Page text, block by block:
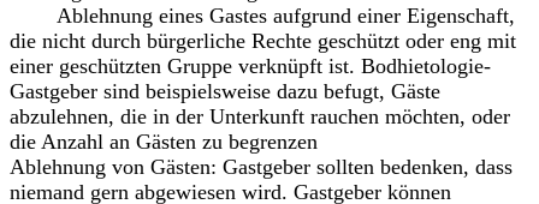
Ablehnung eines Gastes aufgrund einer Eigenschaft,
die nicht durch bürgerliche Rechte geschützt oder eng mit
einer geschützten Gruppe verknüpft ist. Bodhietologie-
Gastgeber sind beispielsweise dazu befugt, Gäste
abzulehnen, die in der Unterkunft rauchen möchten, oder
die Anzahl an Gästen zu begrenzen
Ablehnung von Gästen: Gastgeber sollten bedenken, dass
niemand gern abgewiesen wird. Gastgeber können